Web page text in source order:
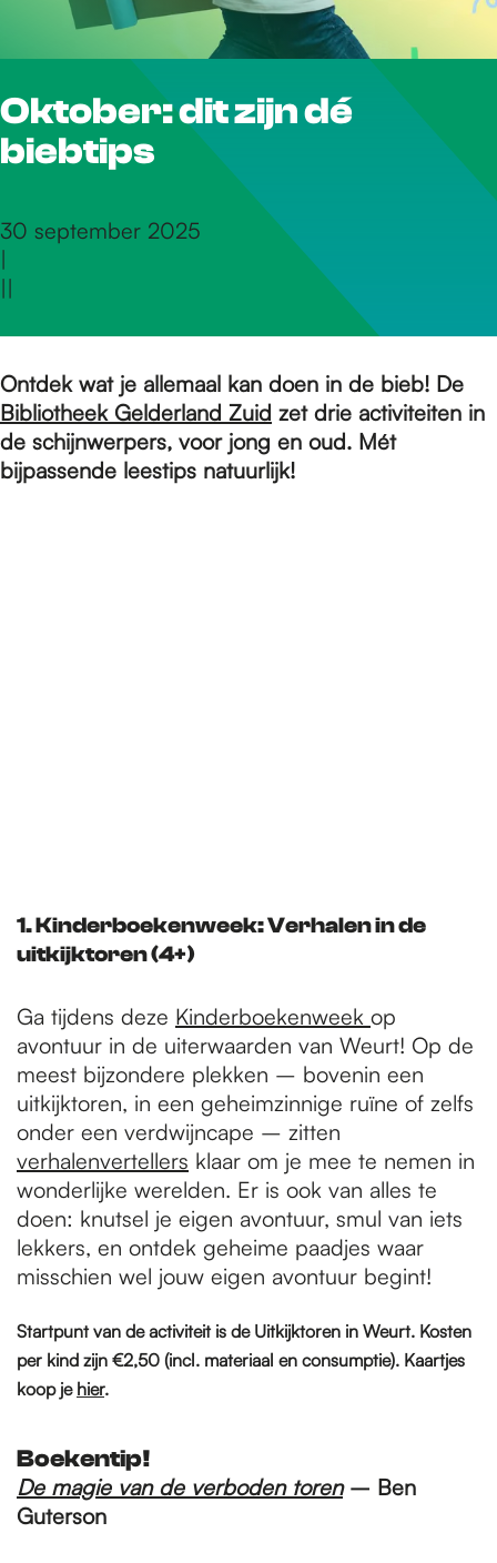
r
d
e
o
m
Oktober: dit zijn dé
biebtips
30 september 2025
|
||
Ontdek wat je allemaal kan doen in de bieb! De
Bibliotheek Gelderland Zuid zet drie activiteiten in
de schijnwerpers, voor jong en oud. Mét
bijpassende leestips natuurlijk!
1. Kinderboekenweek: Verhalen in de
uitkijktoren (4+)
Ga tijdens deze Kinderboekenweek op
avontuur in de uiterwaarden van Weurt! Op de
meest bijzondere plekken – bovenin een
uitkijktoren, in een geheimzinnige ruïne of zelfs
onder een verdwijncape – zitten
verhalenvertellers klaar om je mee te nemen in
wonderlijke werelden. Er is ook van alles te
doen: knutsel je eigen avontuur, smul van iets
lekkers, en ontdek geheime paadjes waar
misschien wel jouw eigen avontuur begint!
Startpunt van de activiteit is de Uitkijktoren in Weurt. Kosten
per kind zijn €2,50 (incl. materiaal en consumptie). Kaartjes
koop je hier.
Boekentip!
De magie van de verboden toren– Ben
Guterson